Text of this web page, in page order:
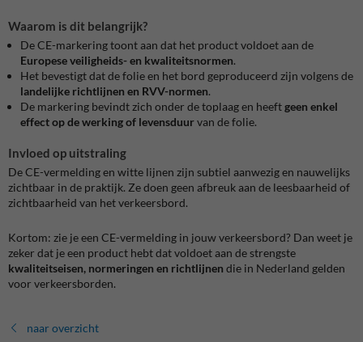
Waarom is dit belangrijk?
De CE-markering toont aan dat het product voldoet aan de
Europese veiligheids- en kwaliteitsnormen.
Het bevestigt dat de folie en het bord geproduceerd zijn volgens de
landelijke richtlijnen en RVV-normen.
De markering bevindt zich onder de toplaag en heeftgeen enkel
effect op de werking of levensduurvan de folie.
Invloed op uitstraling
De CE-vermelding en witte lijnen zijn subtiel aanwezig en nauwelijks
zichtbaar in de praktijk. Ze doen geen afbreuk aan de leesbaarheid of
zichtbaarheid van het verkeersbord.
Kortom: zie je een CE-vermelding in jouw verkeersbord? Dan weet je
zeker dat je een product hebt dat voldoet aan de strengste
kwaliteitseisen, normeringen en richtlijnen die in Nederland gelden
voor verkeersborden.
naar overzicht